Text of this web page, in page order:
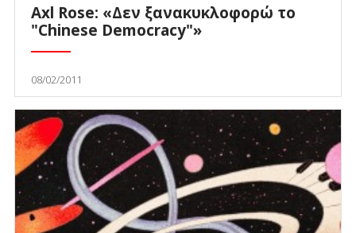
Axl Rose: «Δεν ξανακυκλοφορώ το
"Chinese Democracy"»
08/02/2011